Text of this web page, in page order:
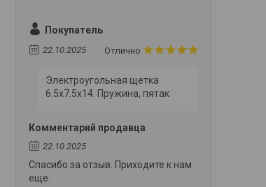
Покупатель
22.10.2025 Отлично
Электроугольная щетка
6.5х7.5х14. Пружина, пятак
Комментарий продавца
22.10.2025
Спасибо за отзыв. Приходите к нам
еще.